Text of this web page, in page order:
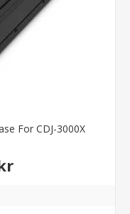
For CDJ-3000X